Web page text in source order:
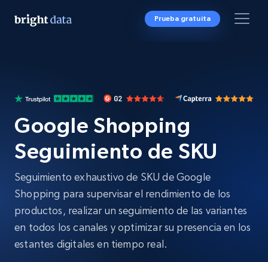
Prueba gratuita
Google Shopping
Seguimiento de SKU
Seguimiento exhaustivo de SKU de Google
Shopping para supervisar el rendimiento de los
productos, realizar un seguimiento de las variantes
en todos los canales y optimizar su presencia en los
estantes digitales en tiempo real.